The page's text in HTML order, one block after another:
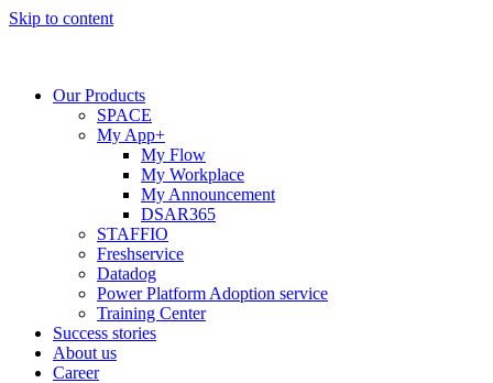
Skip to content
Our Products
SPACE
My App+
My Flow
My Workplace
My Announcement
DSAR365
STAFFIO
Freshservice
Datadog
Power Platform Adoption service
Training Center
Success stories
About us
Career